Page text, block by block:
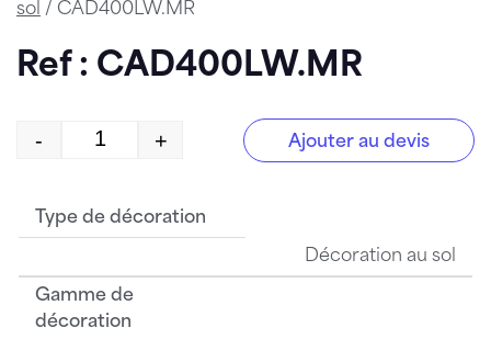
sol / CAD400LW.MR
Ref : CAD400LW.MR
quantité de CAD400LW.MR
- + Ajouter au devis
Type de décoration
Décoration au sol
Gamme de
décoration